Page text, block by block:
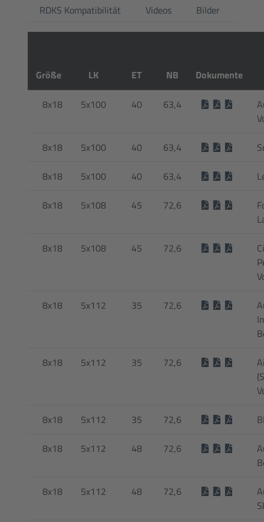
RDKS Kompatibilität
Videos Bilder
Größe LK ET NB Dokumente
8x18 5x100 40 63,4
8x18 5x100 40 63,4
8x18 5x100 40 63,4
8x18 5x108 45 72,6
8x18 5x108 45 72,6
8x18 5x112 35 72,6
8x18 5x112 35 72,6
8x18 5x112 35 72,6
8x18 5x112 48 72,6
8x18 5x112 48 72,6